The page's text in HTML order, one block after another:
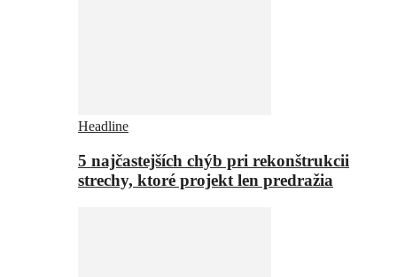
Headline
5 najčastejších chýb pri rekonštrukcii
strechy, ktoré projekt len predražia